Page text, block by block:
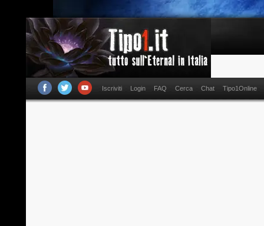
Iscriviti Login FAQ Cerca Chat Tipo1Online